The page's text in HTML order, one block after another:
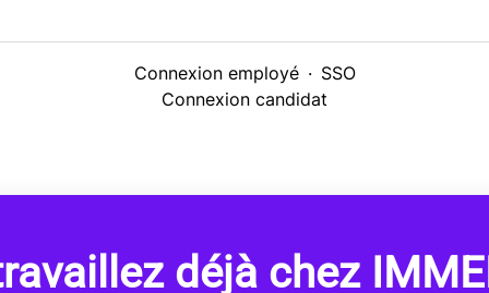
Connexion employé · SSO
Connexion candidat
déjà chez